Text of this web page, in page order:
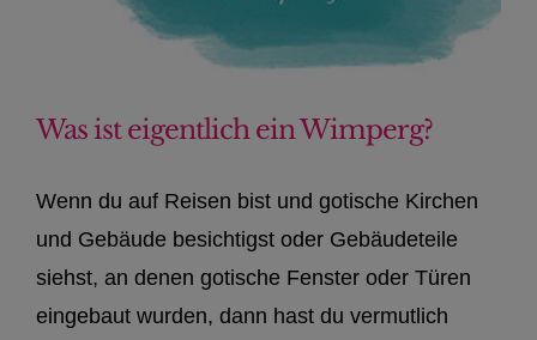
Was ist eigentlich ein Wimperg?
Wenn du auf Reisen bist und gotische Kirchen
und Gebäude besichtigst oder Gebäudeteile
siehst, an denen gotische Fenster oder Türen
eingebaut wurden, dann hast du vermutlich